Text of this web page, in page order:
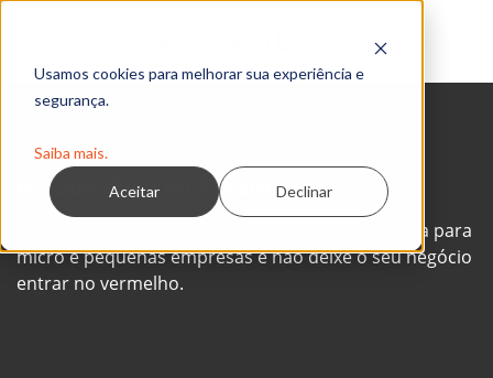
Usamos cookies para melhorar sua experiência e
segurança.
Saiba mais.
Aceitar Declinar
e-book Gestão Financeira
Baixe grátis nosso e-book sobre gestão financeira para
micro e pequenas empresas e não deixe o seu negócio
entrar no vermelho.